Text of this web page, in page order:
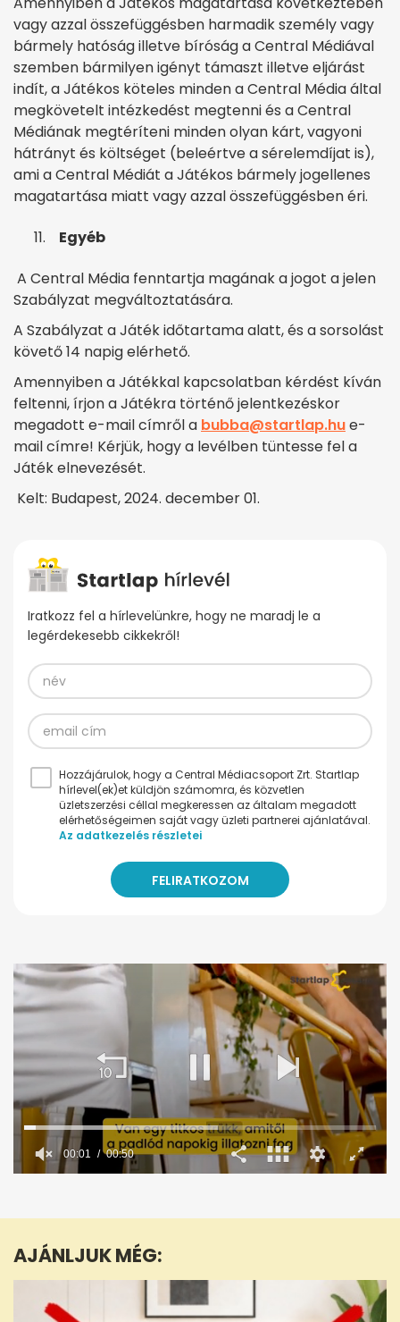
vagy azzal összefüggésben harmadik személy vagy
bármely hatóság illetve bíróság a Central Médiával
szemben bármilyen igényt támaszt illetve eljárást
indít, a Játékos köteles minden a Central Média által
megkövetelt intézkedést megtenni és a Central
Médiának megtéríteni minden olyan kárt, vagyoni
hátrányt és költséget (beleértve a sérelemdíjat is),
ami a Central Médiát a Játékos bármely jogellenes
magatartása miatt vagy azzal összefüggésben éri.
Egyéb
A Central Média fenntartja magának a jogot a jelen
Szabályzat megváltoztatására.
A Szabályzat a Játék időtartama alatt, és a sorsolást
követő 14 napig elérhető.
Amennyiben a Játékkal kapcsolatban kérdést kíván
feltenni, írjon a Játékra történő jelentkezéskor
megadott e-mail címről a bubba@startlap.hue-
mail címre! Kérjük, hogy a levélben tüntesse fel a
Játék elnevezését.
Kelt: Budapest, 2024. december 01.
Iratkozz fel a hírlevelünkre, hogy ne maradj le a
legérdekesebb cikkekről!
Hozzájárulok, hogy a Central Médiacsoport Zrt. Startlap
hírlevel(ek)et küldjön számomra, és közvetlen
üzletszerzési céllal megkeressen az általam megadott
elérhetőségeimen saját vagy üzleti partnerei ajánlatával.
Az adatkezelés részletei
50
AJÁNLJUK MÉG: